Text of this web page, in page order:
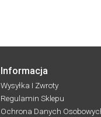
Informacja
Wysyłka I Zwroty
Regulamin Sklepu
Ochrona Danych